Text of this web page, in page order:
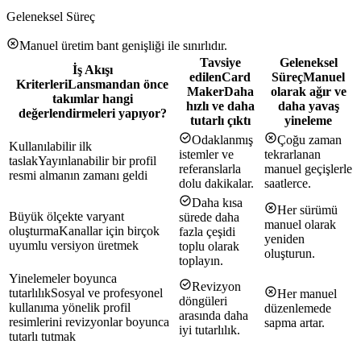
Geleneksel Süreç
Manuel üretim bant genişliği ile sınırlıdır.
İş Akışı
KriterleriLansmandan önce
takımlar hangi
değerlendirmeleri yapıyor?
Tavsiye
edilenCard
MakerDaha
hızlı ve daha
tutarlı çıktı
Geleneksel
SüreçManuel
olarak ağır ve
daha yavaş
yineleme
Kullanılabilir ilk
taslakYayınlanabilir bir profil
resmi almanın zamanı geldi
Odaklanmış
istemler ve
referanslarla
dolu dakikalar.
Çoğu zaman
tekrarlanan
manuel geçişlerle
saatlerce.
Büyük ölçekte varyant
oluşturmaKanallar için birçok
uyumlu versiyon üretmek
Daha kısa
sürede daha
fazla çeşidi
toplu olarak
toplayın.
Her sürümü
manuel olarak
yeniden
oluşturun.
Yinelemeler boyunca
tutarlılıkSosyal ve profesyonel
kullanıma yönelik profil
resimlerini revizyonlar boyunca
tutarlı tutmak
Revizyon
döngüleri
arasında daha
iyi tutarlılık.
Her manuel
düzenlemede
sapma artar.